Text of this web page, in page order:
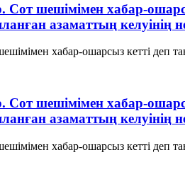
Сот шешімімен хабар-
азаматтың келуінің
хабар-ошарсыз кетті деп
Сот шешімімен хабар-
азаматтың келуінің
хабар-ошарсыз кетті деп